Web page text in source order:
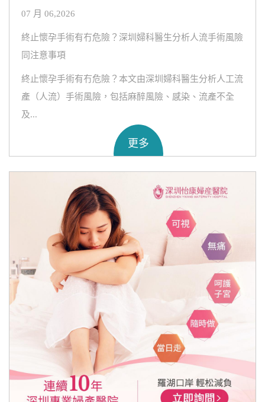
07 月 06,2026
終止懷孕手術有冇危險？深圳婦科醫生分析人流手術風險
同注意事項
終止懷孕手術有冇危險？本文由深圳婦科醫生分析人工流
產（人流）手術風險，包括麻醉風險、感染、流產不全
及...
更多